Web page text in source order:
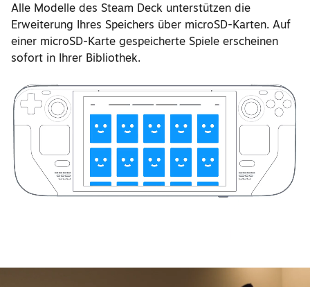
Alle Modelle des Steam Deck unterstützen die
Erweiterung Ihres Speichers über microSD-Karten. Auf
einer microSD-Karte gespeicherte Spiele erscheinen
sofort in Ihrer Bibliothek.